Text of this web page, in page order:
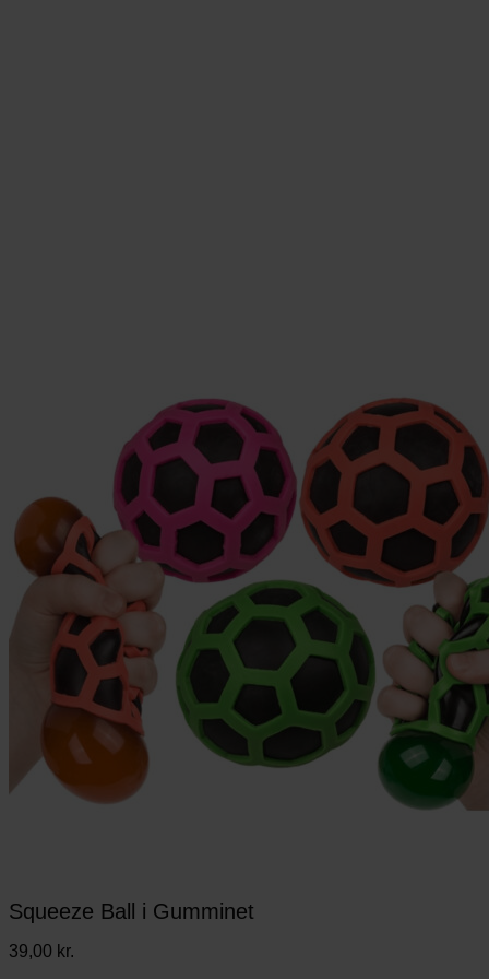
Squeeze Ball i Gumminet
39,00 kr.